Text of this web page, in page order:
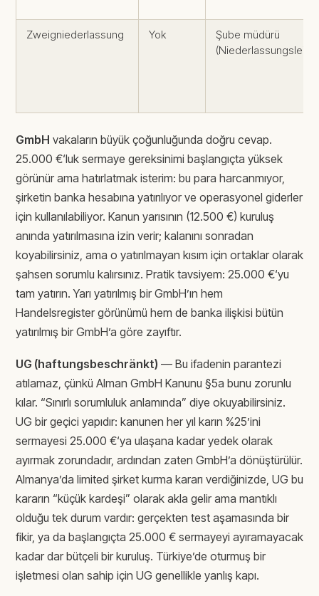
Zweigniederlassung Yok
Şube müdürü
GmbH vakaların büyük çoğunluğunda doğru cevap.
25.000 €‘luk sermaye gereksinimi başlangıçta yüksek
görünür ama hatırlatmak isterim: bu para harcanmıyor,
şirketin banka hesabına yatırılıyor ve operasyonel giderler
için kullanılabiliyor. Kanun yarısının (12.500 €) kuruluş
anında yatırılmasına izin verir; kalanını sonradan
koyabilirsiniz, ama o yatırılmayan kısım için ortaklar olarak
şahsen sorumlu kalırsınız. Pratik tavsiyem: 25.000 €‘yu
tam yatırın. Yarı yatırılmış bir GmbH’ın hem
Handelsregister görünümü hem de banka ilişkisi bütün
yatırılmış bir GmbH’a göre zayıftır.
UG (haftungsbeschränkt) — Bu ifadenin parantezi
atılamaz, çünkü Alman GmbH Kanunu §5a bunu zorunlu
kılar. “Sınırlı sorumluluk anlamında” diye okuyabilirsiniz.
UG bir geçici yapıdır: kanunen her yıl karın %25’ini
sermayesi 25.000 €‘ya ulaşana kadar yedek olarak
ayırmak zorundadır, ardından zaten GmbH’a dönüştürülür.
Almanya’da limited şirket kurma kararı verdiğinizde, UG bu
kararın “küçük kardeşi” olarak akla gelir ama mantıklı
olduğu tek durum vardır: gerçekten test aşamasında bir
fikir, ya da başlangıçta 25.000 € sermayeyi ayıramayacak
kadar dar bütçeli bir kuruluş. Türkiye’de oturmuş bir
işletmesi olan sahip için UG genellikle yanlış kapı.